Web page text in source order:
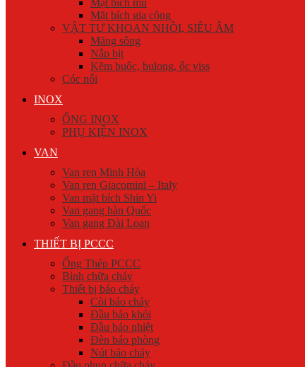
Mặt bích mù
Mặt bích gia công
VẬT TƯ KHOAN NHỒI, SIÊU ÂM
Măng sông
Nắp bịt
Kẽm buộc, bulong, ốc viss
Cóc nối
INOX
ỐNG INOX
PHỤ KIỆN INOX
VAN
Van ren Minh Hòa
Van ren Giacomini – Italy
Van mặt bích Shin Yi
Van gang hàn Quốc
Van gang Đài Loan
THIẾT BỊ PCCC
Ống Thép PCCC
Bình chữa cháy
Thiết bị báo cháy
Còi báo cháy
Đầu báo khói
Đầu báo nhiệt
Đèn báo phòng
Nút báo cháy